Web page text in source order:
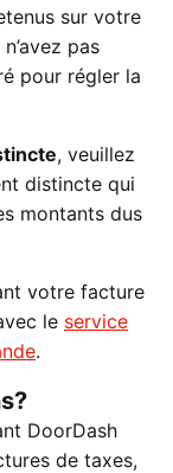
sur votre
pas
pour régler la
, veuillez
distincte qui
montants dus
votre facture
le service
.
DoorDash
de taxes,